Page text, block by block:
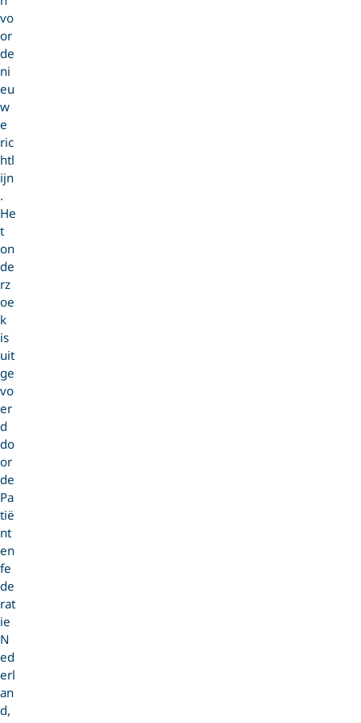
vo
or
de
ni
eu
w
e
ric
htl
ijn
.
He
t
on
de
rz
oe
k
is
uit
ge
vo
er
d
do
or
de
Pa
tië
nt
en
fe
de
rat
ie
N
ed
erl
an
d,